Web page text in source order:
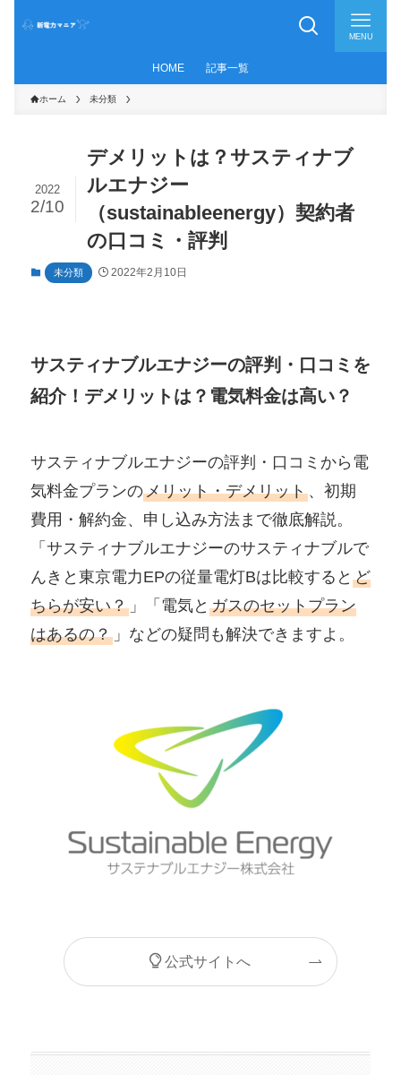
MENU
HOME 記事一覧
ホーム 未分類
デメリットは？サスティナブ
ルエナジー
（sustainableenergy）契約者
の口コミ・評判
2022
2/10
未分類 2022年2月10日
サスティナブルエナジーの評判・口コミを
紹介！デメリットは？電気料金は高い？
サスティナブルエナジーの評判・口コミから電
気料金プランのメリット・デメリット、初期
費用・解約金、申し込み方法まで徹底解説。
「サスティナブルエナジーのサスティナブルで
んきと東京電力EPの従量電灯Bは比較すると ど
ちらが安い？」「電気と ガスのセットプラン
はあるの？」などの疑問も解決できますよ。
公式サイトへ